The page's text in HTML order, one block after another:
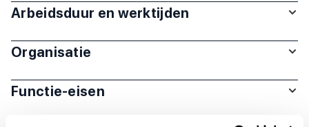
Arbeidsduur en werktijden
Organisatie
Functie-eisen